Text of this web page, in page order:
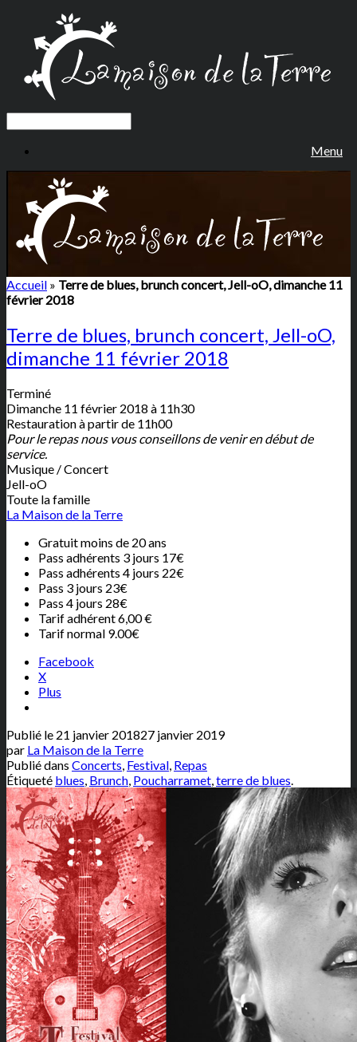
Menu
Accueil » Terre de blues, brunch concert, Jell-oO, dimanche 11
février 2018
Terre de blues, brunch concert, Jell-oO,
dimanche 11 février 2018
Terminé
Dimanche 11 février 2018 à 11h30
Restauration à partir de 11h00
Pour le repas nous vous conseillons de venir en début de
service.
Musique / Concert
Jell-oO
Toute la famille
La Maison de la Terre
Gratuit moins de 20 ans
Pass adhérents 3 jours 17€
Pass adhérents 4 jours 22€
Pass 3 jours 23€
Pass 4 jours 28€
Tarif adhérent 6,00 €
Tarif normal 9.00€
Facebook
X
Plus
Publié le 21 janvier 201827 janvier 2019
par La Maison de la Terre
Publié dans Concerts, Festival, Repas
Étiqueté blues, Brunch, Poucharramet,terre de blues.